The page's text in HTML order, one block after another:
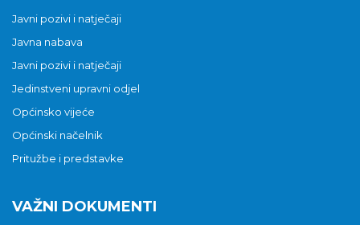
Javni pozivi i natječaji
Javna nabava
Javni pozivi i natječaji
Jedinstveni upravni odjel
Općinsko vijeće
Općinski načelnik
Pritužbe i predstavke
VAŽNI DOKUMENTI